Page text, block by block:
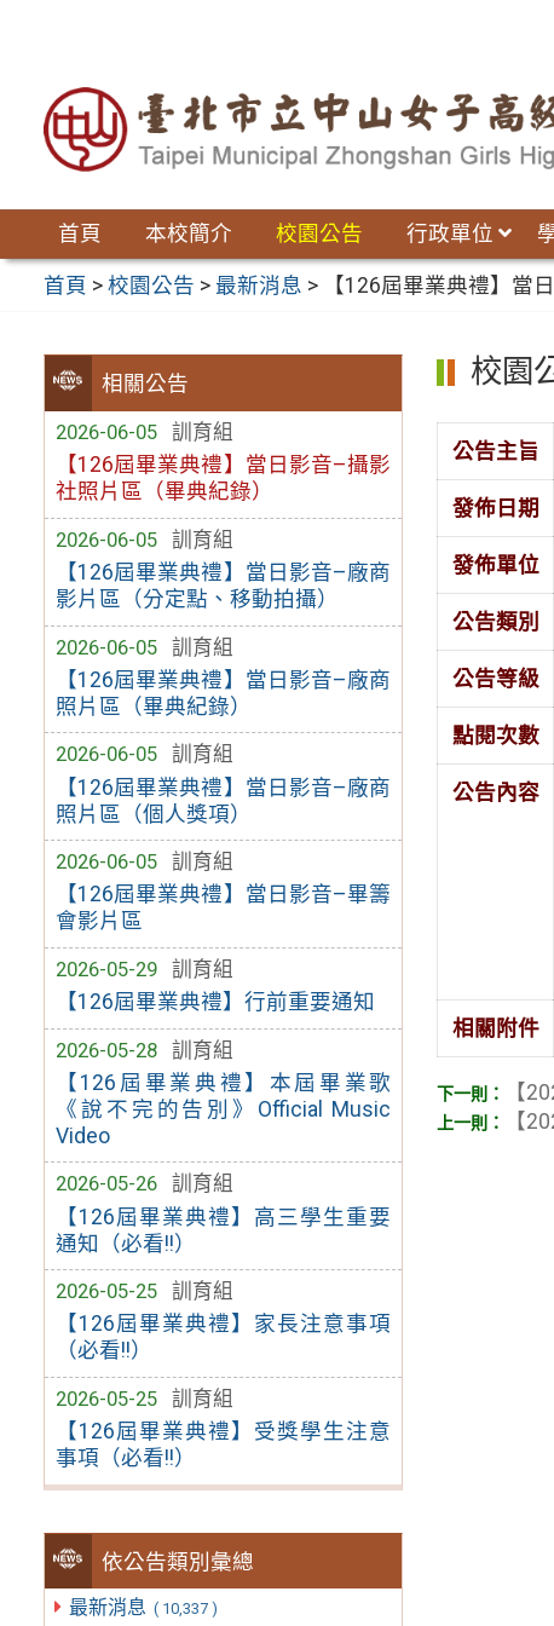
首頁 本校簡介 校園公告 行政單位
首頁 >校園公告 > 最新消息 > 【126屆畢業典禮】當
相關公告
2026-06-05
訓育組
【126屆畢業典禮】當日影音–攝影
社照片區（畢典紀錄）
2026-06-05
訓育組
【126屆畢業典禮】當日影音–廠商
影片區（分定點、移動拍攝）
2026-06-05
訓育組
【126屆畢業典禮】當日影音–廠商
照片區（畢典紀錄）
2026-06-05
訓育組
【126屆畢業典禮】當日影音–廠商
照片區（個人獎項）
2026-06-05
訓育組
【126屆畢業典禮】當日影音–畢籌
會影片區
2026-05-29
訓育組
【126屆畢業典禮】行前重要通知
2026-05-28
訓育組
【126屆畢業典禮】本屆畢業歌
《說不完的告別》Official Music
Video
2026-05-26
訓育組
【126屆畢業典禮】高三學生重要
通知（必看!!）
2026-05-25
訓育組
【126屆畢業典禮】家長注意事項
（必看!!）
2026-05-25
訓育組
【126屆畢業典禮】受獎學生注意
事項（必看!!）
依公告類別彙總
最新消息 ( 10,337 )
校園
公告主旨
發佈日期
發佈單位
公告類別
公告等級
點閱次數
公告內容
相關附件
【
【